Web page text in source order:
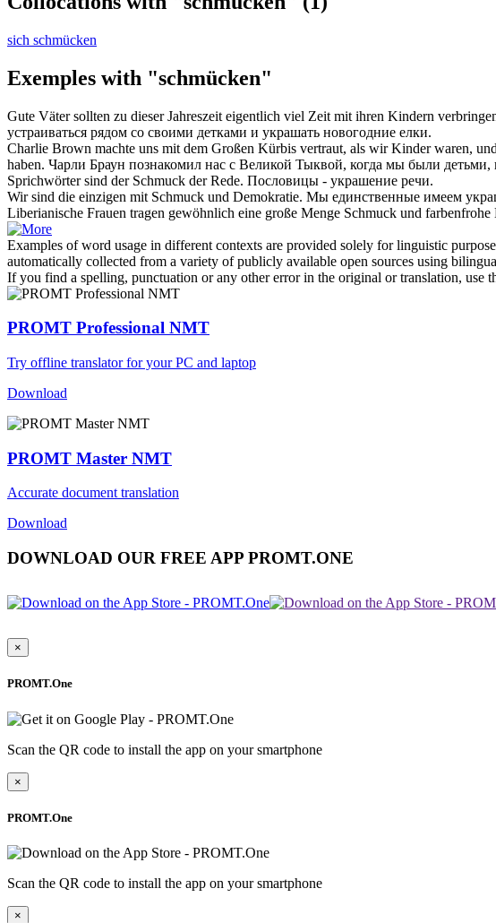
sich schmücken
Exemples with "schmücken"
Gute Väter sollten zu dieser Jahreszeit eigentlich viel Zeit mit ihren Kindern
устраиваться рядом со своими детками и украшать новогодние елки.
Charlie Brown machte uns mit dem Großen Kürbis vertraut, als wir Kinder waren,
haben. Чарли Браун познакомил нас с Великой Тыквой, когда мы были детьми,
Sprichwörter sind der Schmuck der Rede. Пословицы - украшение речи.
Wir sind die einzigen mit Schmuck und Demokratie. Мы единственные имеем
Liberianische Frauen tragen gewöhnlich eine große Menge Schmuck und farbenfrohe
Examples of word usage in different contexts are provided solely for linguistic
automatically collected from a variety of publicly available open sources using
If you find a spelling, punctuation or any other error in the original or translation, use
PROMT Professional NMT
Try offline translator for your PC and laptop
Download
PROMT Master NMT
Accurate document translation
Download
DOWNLOAD OUR FREE APP PROMT.ONE
×
PROMT.One
Scan the QR code to install the app on your smartphone
×
PROMT.One
Scan the QR code to install the app on your smartphone
×